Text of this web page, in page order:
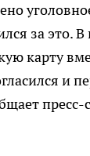
за это.
карту
и
пресс-